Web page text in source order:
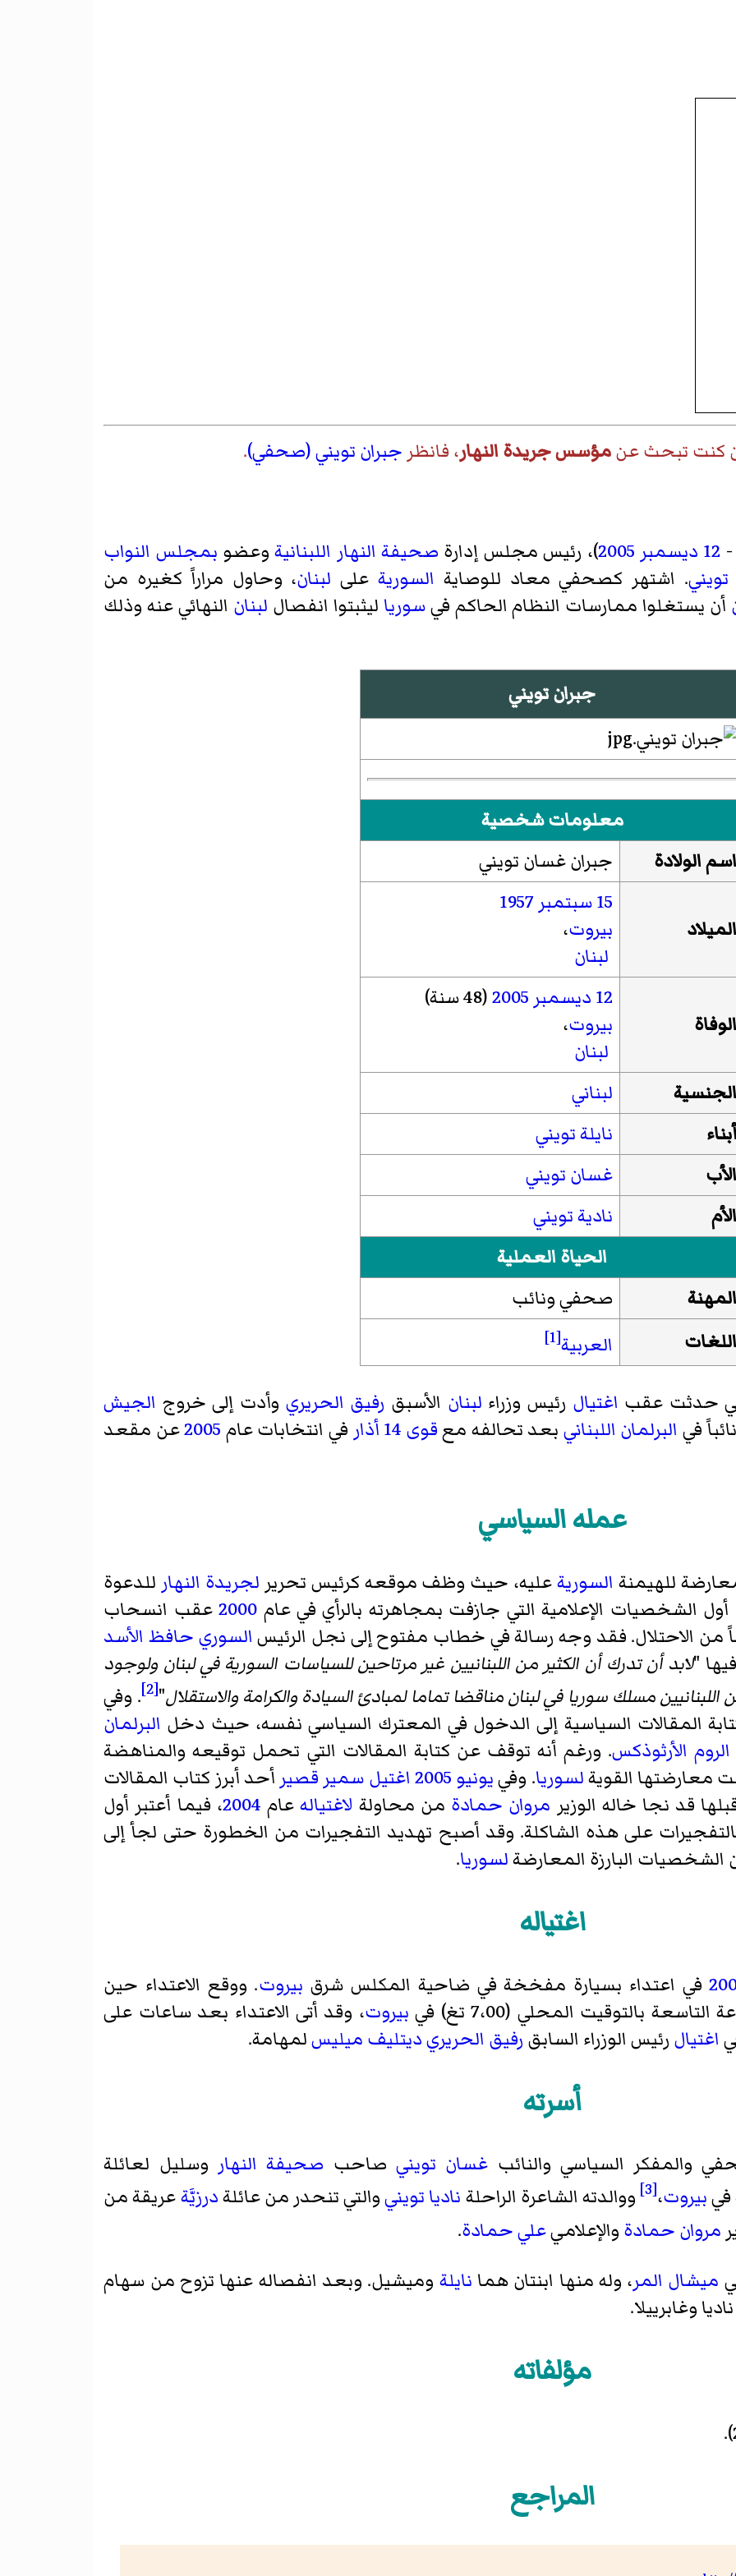
كنت تبحث عنمؤسس جريدة النهار، فانظر جبران تويني (صحفي).
- 12 ديسمبر 2005)، رئيس مجلس إدارة صحيفة النهار اللبنانيةوعضو بمجلس النواب
. اشتهر كصحفي معاد للوصاية السورية على لبنان، وحاول مراراً كغيره من
أن يستغلوا ممارسات النظام الحاكم فيسوريا ليثبتوا انفصال لبنان النهائي عنه وذلك
جبران تويني
معلومات شخصية
اسم الولادة
جبران غسان تويني
الميلاد
15 سبتمبر
1957
بيروت،
لبنان
الوفاة
12 ديسمبر 2005(48 سنة)
بيروت،
لبنان
الجنسية
لبناني
أبناء
نايلة تويني
الأب
غسان تويني
الأم
نادية تويني
الحياة العملية
المهنة
صحفي ونائب
اللغات
العربية[1]
حدثت عقب اغتيال رئيس وزراء لبنان الأسبق رفيق الحريري وأدت إلى خروج الجيش
في البرلمان اللبناني بعد تحالفه معقوى 14 أذار في انتخابات عام 2005عن مقعد
عمله السياسي
للهيمنة السوريةعليه، حيث وظف موقعه كرئيس تحرير لجريدة النهار للدعوة
أول الشخصيات الإعلامية التي جازفت بمجاهرته بالرأي في عام 2000عقب انسحاب
السوري حافظ الأسد
"لابد أن تدرك أن الكثير من اللبنانيين غير مرتاحين للسياسات السورية في لبنان ولوجود
اللبنانيين مسلك سوريا في لبنان مناقضا تماما لمبادئ السيادة والكرامة والاستقلال"
[2] . وفي
المقالات السياسية إلى الدخول في المعترك السياسي نفسه، حيث دخل البرلمان
الروم الأرثوذكس. ورغم أنه توقف عن كتابة المقالات التي تحمل توقيعه والمناهضة
معارضتها القويةلسوريا. وفييونيو 2005 اغتيل سمير قصير أحد أبرز كتاب المقالات
قد نجا خاله الوزير مروان حمادة من محاولة لاغتيالهعام 2004، فيما أعتبر أول
البارزة المعارضةلسوريا.
اغتياله
في اعتداء بسيارة مفخخة في ضاحية المكلسشرق بيروت. ووقع الاعتداء حين
بالتوقيت المحلي (7،00 تغ) في
بيروت، وقد أتى الاعتداء بعد ساعات على
اغتيال رئيس الوزراء السابق رفيق الحريريديتليف ميليسلمهامة.
أسرته
والمفكر السياسي والنائب غسان تويني صاحب صحيفة النهار وسليل لعائلة
فيبيروت،[3] ووالدته الشاعرة الراحلة ناديا توينيوالتي تنحدر من عائلةدرزيَّةعريقة من
مروان حمادة والإعلاميعلي حمادة.
ميشال المر، وله منها ابنتان هما نايلة وميشيل. وبعد انفصاله عنها تزوح من سهام
وغابرييلا.
مؤلفاته
المراجع